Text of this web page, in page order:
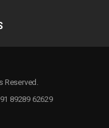
Reserved.
89289 62629